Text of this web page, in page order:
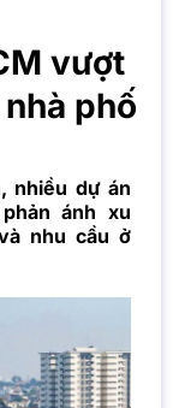
vượt
phố
nhiều dự án
ánh xu
nhu cầu ở